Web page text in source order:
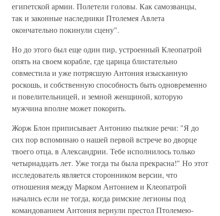
египетской армии. Полетели головы. Как самозванцы,
так и законные наследники Птолемея Авлета
окончательно покинули сцену".
Но до этого был еще один пир, устроенный Клеопатрой
опять на своем корабле, где царица блистательно
совместила и уже потрясшую Антония изысканную
роскошь, и собственную способность быть одновременно
и повелительницей, и земной женщиной, которую
мужчина вполне может покорить.
Жорж Блон приписывает Антонию пылкие речи: "Я до
сих пор вспоминаю о нашей первой встрече во дворце
твоего отца, в Александрии. Тебе исполнилось только
четырнадцать лет. Уже тогда ты была прекрасна!" Но этот
исследователь является сторонником версии, что
отношения между Марком Антонием и Клеопатрой
начались если не тогда, когда римские легионы под
командованием Антония вернули престол Птолемею-